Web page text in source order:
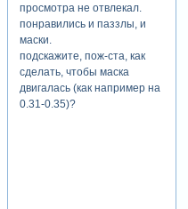
просмотра не отвлекал.
понравились и паззлы, и
маски.
подскажите, пож-ста, как
сделать, чтобы маска
двигалась (как например на
0.31-0.35)?